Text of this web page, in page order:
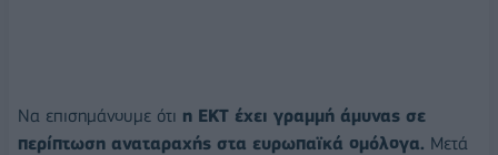
Να επισημάνουμε ότι η ΕΚΤ έχει γραμμή άμυνας σε
περίπτωση αναταραχής στα ευρωπαϊκά ομόλογα. Μετά